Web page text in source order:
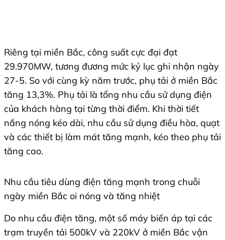
Riêng tại miền Bắc, công suất cực đại đạt
29.970MW, tương đương mức kỷ lục ghi nhận ngày
27-5. So với cùng kỳ năm trước, phụ tải ở miền Bắc
tăng 13,3%. Phụ tải là tổng nhu cầu sử dụng điện
của khách hàng tại từng thời điểm. Khi thời tiết
nắng nóng kéo dài, nhu cầu sử dụng điều hòa, quạt
và các thiết bị làm mát tăng mạnh, kéo theo phụ tải
tăng cao.
Nhu cầu tiêu dùng điện tăng mạnh trong chuỗi
ngày miền Bắc oi nóng và tăng nhiệt
Do nhu cầu điện tăng, một số máy biến áp tại các
trạm truyền tải 500kV và 220kV ở miền Bắc vận